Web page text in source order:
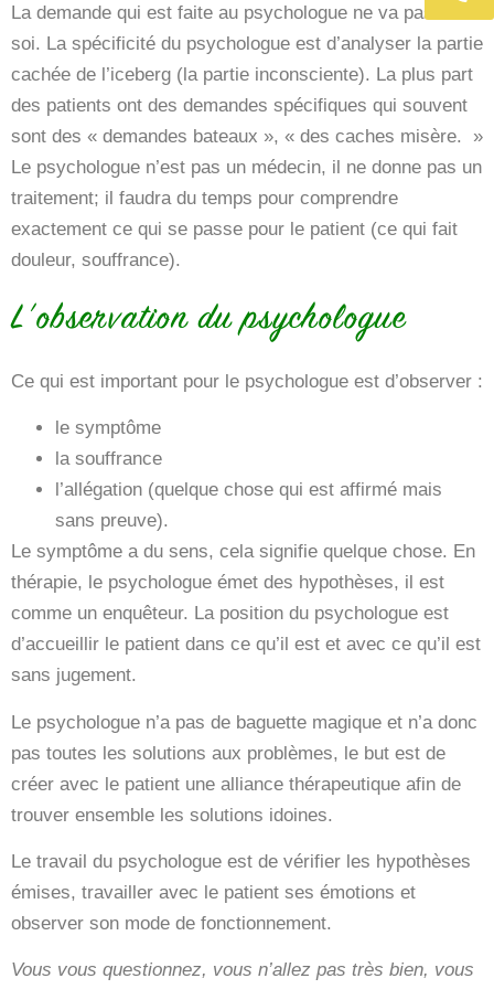
La demande qui est faite au psychologue ne va pas de
soi. La spécificité du psychologue est d’analyser la partie
cachée de l’iceberg (la partie inconsciente). La plus part
des patients ont des demandes spécifiques qui souvent
sont des « demandes bateaux », « des caches misère. »
Le psychologue n’est pas un médecin, il ne donne pas un
traitement; il faudra du temps pour comprendre
exactement ce qui se passe pour le patient (ce qui fait
douleur, souffrance).
L’observation du psychologue
Ce qui est important pour le psychologue est d’observer :
le symptôme
la souffrance
l’allégation (quelque chose qui est affirmé mais
sans preuve).
Le symptôme a du sens, cela signifie quelque chose. En
thérapie, le psychologue émet des hypothèses, il est
comme un enquêteur. La position du psychologue est
d’accueillir le patient dans ce qu’il est et avec ce qu’il est
sans jugement.
Le psychologue n’a pas de baguette magique et n’a donc
pas toutes les solutions aux problèmes, le but est de
créer avec le patient une alliance thérapeutique afin de
trouver ensemble les solutions idoines.
Le travail du psychologue est de vérifier les hypothèses
émises, travailler avec le patient ses émotions et
observer son mode de fonctionnement.
Vous vous questionnez, vous n’allez pas très bien, vous